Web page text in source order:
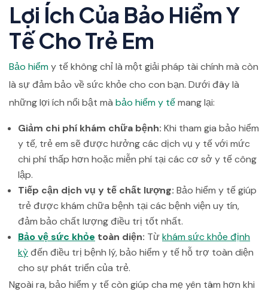
Lợi Ích Của Bảo Hiểm Y
Tế Cho Trẻ Em
Bảo hiểmy tế không chỉ là một giải pháp tài chính mà còn
là sự đảm bảo về sức khỏe cho con bạn. Dưới đây là
những lợi ích nổi bật mà bảo hiểm y tếmang lại:
Giảm chi phí khám chữa bệnh: Khi tham gia bảo hiểm
y tế, trẻ em sẽ được hưởng các dịch vụ y tế với mức
chi phí thấp hơn hoặc miễn phí tại các cơ sở y tế công
lập.
Tiếp cận dịch vụ y tế chất lượng: Bảo hiểm y tế giúp
trẻ được khám chữa bệnh tại các bệnh viện uy tín,
đảm bảo chất lượng điều trị tốt nhất.
Bảo vệ sức khỏe toàn diện: Từkhám sức khỏe định
kỳđến điều trị bệnh lý, bảo hiểm y tế hỗ trợ toàn diện
cho sự phát triển của trẻ.
Ngoài ra, bảo hiểm y tế còn giúp cha mẹ yên tâm hơn khi